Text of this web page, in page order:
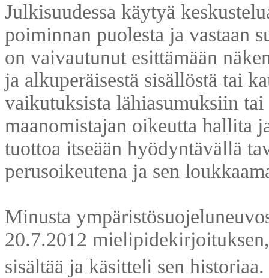
Julkisuudessa käytyä
poiminnan puolesta ja vastaan
on vaivautunut esittämään
ja alkuperäisestä sisällöstä tai
vaikutuksista lähiasumuksiin
maanomistajan oikeutta hallita
tuottoa itseään hyödyntävällä
perusoikeutena ja sen
Minusta
20.7.2012
sisältää ja käsitteli sen